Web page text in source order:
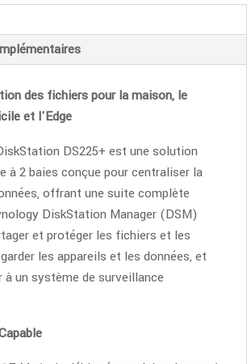
des fichiers pour la maison, le
et l'Edge
DS225+ est une solution
à 2 baies conçue pour centraliser la
offrant une suite complète
DiskStation Manager (DSM)
et protéger les fichiers et les
les appareils et les données, et
un système de surveillance